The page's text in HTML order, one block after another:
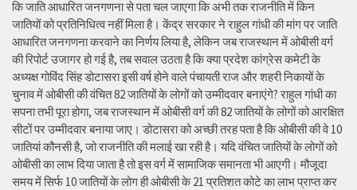
कि जाति आधारित जनगणना से पता चल जाएगा कि अभी तक राजनीति में किन
जातियों को प्रतिनिधित्व नहीं मिला है। केंद्र सरकार ने राहुल गांधी की मांग पर जाति
आधारित जनगणना करवाने का निर्णय लिया है, लेकिन जब राजस्थान में ओबीसी वर्ग
की रिपोर्ट उजागर हो गई है, तब सवाल उठता है कि क्या प्रदेश कांग्रेस कमेटी के
अध्यक्ष गोविंद सिंह डोटासरा इसी वर्ष होने वाले पंचायती राज और शहरी निकायों के
चुनाव में ओबीसी की वंचित 82 जातियों के लोगों को उम्मीदवार बनाएंगे? राहुल गांधी का
सपना तभी पूरा होगा, जब राजस्थान में ओबीसी वर्ग की 82 जातियों के लोगों को आरक्षित
सीटों पर उम्मीदवार बनाया जाए। डोटासरा को अच्छी तरह पता है कि ओबीसी की वे 10
जातियां कौनसी है, जो राजनीति की मलाई खा रही है। यदि वंचित जातियों के लोगों को
ओबीसी का लाभ दिया जाता है तो इस वर्ग में सामाजिक समानता भी आएगी। मौजूदा
समय में सिर्फ 10 जातियों के लोग ही ओबीसी के 21 प्रतिशत कोटे का लाभ प्राप्त कर